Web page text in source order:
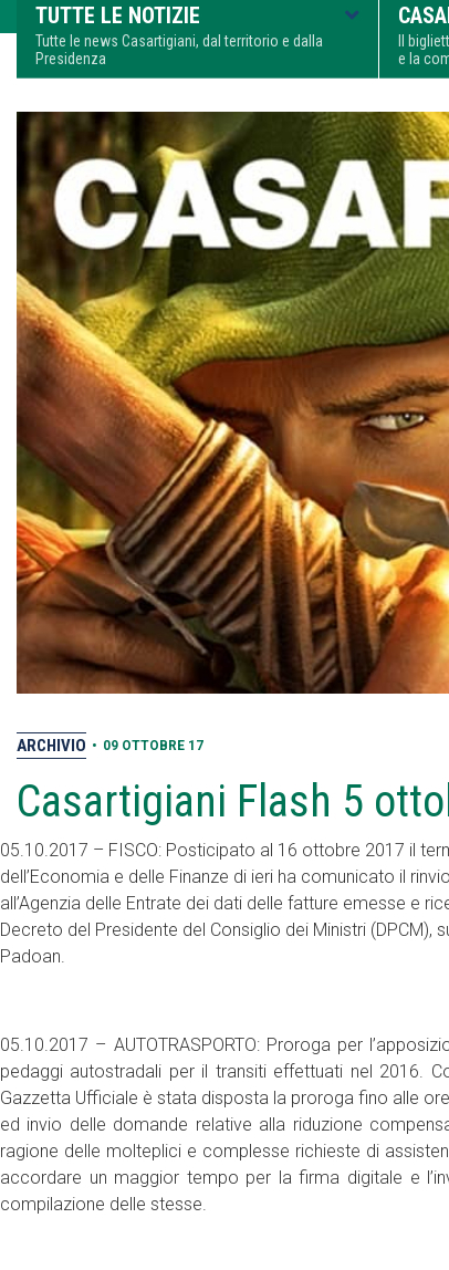
TUTTE LE NOTIZIE
Tutte le news Casartigiani, dal territorio e dalla
Presidenza
Il
e la
ARCHIVIO • 09 OTTOBRE 17
Casartigiani Flash 5
05.10.2017 – FISCO: Posticipato al 16 ottobre 2017 il
dell’Economia e delle Finanze di ieri ha comunicato il
all’Agenzia delle Entrate dei dati delle fatture emesse e
Decreto del Presidente del Consiglio dei Ministri (DPCM),
Padoan.
05.10.2017 – AUTOTRASPORTO: Proroga per
pedaggi autostradali per il transiti effettuati nel 2016.
Gazzetta Ufficiale è stata disposta la proroga fino alle
ed invio delle domande relative alla riduzione
ragione delle molteplici e complesse richieste di
accordare un maggior tempo per la firma digitale e
compilazione delle stesse.